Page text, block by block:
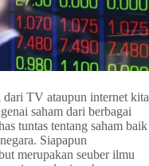
dari TV ataupun internet kita
saham dari berbagai
tuntas tentang saham baik
Siapapun
merupakan seuber ilmu